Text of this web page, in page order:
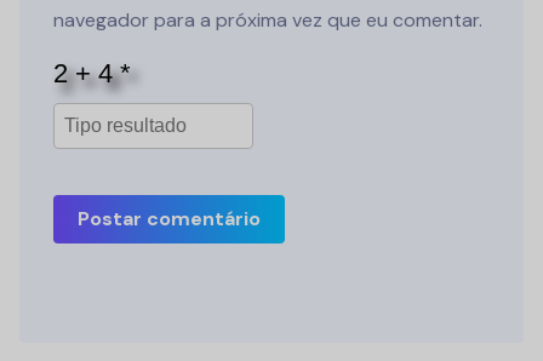
navegador para a próxima vez que eu comentar.
Postar comentário